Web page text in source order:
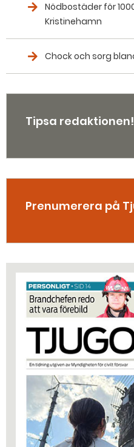
Nödbostäder för
Kristinehamn
Chock och sorg
Tipsa redaktionen!
Prenumerera på